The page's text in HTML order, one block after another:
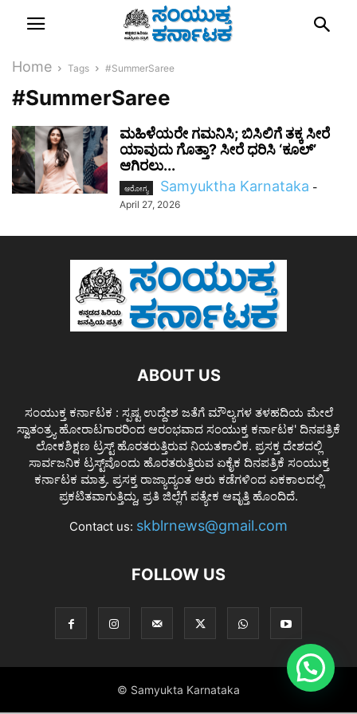
Home Tags #SummerSaree
#SummerSaree
ಮಹಿಳೆಯರೇ ಗಮನಿಸಿ; ಬಿಸಿಲಿಗೆ ತಕ್ಕ ಸೀರೆ
ಯಾವುದು ಗೊತ್ತಾ? ಸೀರೆ ಧರಿಸಿ ‘ಕೂಲ್’
ಆಗಿರಲು...
ಆರೋಗ್ಯ Samyuktha Karnataka -
April 27, 2026
ABOUT US
ಸಂಯುಕ್ತ ಕರ್ನಾಟಕ : ಸ್ಪಷ್ಟ ಉದ್ದೇಶ ಜತೆಗೆ ಮೌಲ್ಯಗಳ ತಳಹದಿಯ ಮೇಲೆ
ಸ್ವಾತಂತ್ರ್ಯ ಹೋರಾಟಗಾರರಿಂದ ಆರಂಭವಾದ ಸಂಯುಕ್ತ ಕರ್ನಾಟಕ' ದಿನಪತ್ರಿಕೆ
ಲೋಕಶಿಕ್ಷಣ ಟ್ರಸ್ಟ್ ಹೊರತರುತ್ತಿರುವ ನಿಯತಕಾಲಿಕ. ಪ್ರಸಕ್ತ ದೇಶದಲ್ಲಿ
ಸಾರ್ವಜನಿಕ ಟ್ರಸ್ಟ್‌ವೊಂದು ಹೊರತರುತ್ತಿರುವ ಏಕೈಕ ದಿನಪತ್ರಿಕೆ ಸಂಯುಕ್ತ
ಕರ್ನಾಟಕ ಮಾತ್ರ. ಪ್ರಸಕ್ತ ರಾಜ್ಯಾದ್ಯಂತ ಆರು ಕಡೆಗಳಿಂದ ಏಕಕಾಲದಲ್ಲಿ
ಪ್ರಕಟಿತವಾಗುತ್ತಿದ್ದು, ಪ್ರತಿ ಜಿಲ್ಲೆಗೆ ಪತ್ಯೇಕ ಆವೃತ್ತಿ ಹೊಂದಿದೆ.
Contact us: skblrnews@gmail.com
FOLLOW US
© Samyukta Karnataka